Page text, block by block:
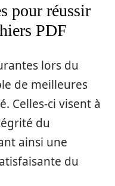
pour réussir
PDF
lors du
de meilleures
Celles-ci visent à
du
ainsi une
du